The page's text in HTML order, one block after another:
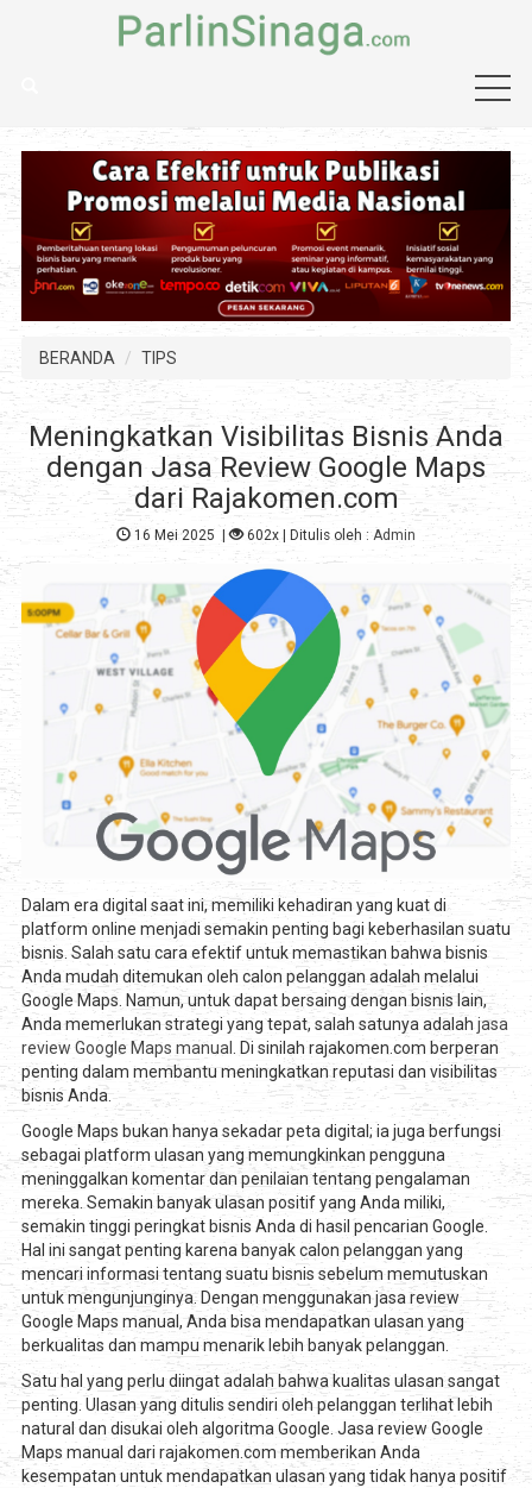
BERANDA TIPS
Meningkatkan Visibilitas Bisnis Anda
dengan Jasa Review Google Maps
dari Rajakomen.com
16 Mei 2025 | 602x| Ditulis oleh : Admin
Dalam era digital saat ini, memiliki kehadiran yang kuat di
platform online menjadi semakin penting bagi keberhasilan suatu
bisnis. Salah satu cara efektif untuk memastikan bahwa bisnis
Anda mudah ditemukan oleh calon pelanggan adalah melalui
Google Maps. Namun, untuk dapat bersaing dengan bisnis lain,
Anda memerlukan strategi yang tepat, salah satunya adalahjasa
review Google Maps manual
. Di sinilah rajakomen.com berperan
penting dalam membantu meningkatkan reputasi dan visibilitas
bisnis Anda.
Google Maps bukan hanya sekadar peta digital; ia juga berfungsi
sebagai platform ulasan yang memungkinkan pengguna
meninggalkan komentar dan penilaian tentang pengalaman
mereka. Semakin banyak ulasan positif yang Anda miliki,
semakin tinggi peringkat bisnis Anda di hasil pencarian Google.
Hal ini sangat penting karena banyak calon pelanggan yang
mencari informasi tentang suatu bisnis sebelum memutuskan
untuk mengunjunginya. Dengan menggunakan jasa review
Google Maps manual, Anda bisa mendapatkan ulasan yang
berkualitas dan mampu menarik lebih banyak pelanggan.
Satu hal yang perlu diingat adalah bahwa kualitas ulasan sangat
penting. Ulasan yang ditulis sendiri oleh pelanggan terlihat lebih
natural dan disukai oleh algoritma Google. Jasa review Google
Maps manual dari rajakomen.com memberikan Anda
kesempatan untuk mendapatkan ulasan yang tidak hanya positif